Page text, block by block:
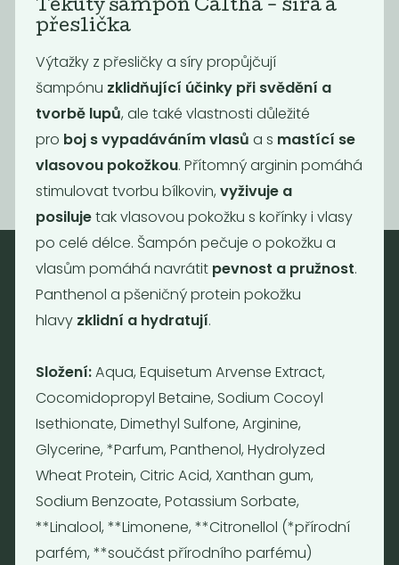
Tekuté mýdlo
na ruce Tierra...
199 / Kg
Hygienický gel
na ruce
690
Nebaleno
Nebaleno s.r.o.
drogerie a minikavárna
Jaromírova 495/16
Praha 2 - Nusle
128 00
Tel.: (+420) 723 736 413
Email:
info@nebaleno.eu
Otevírací doba
Tekutý šampón Caltha - síra a
přeslička
Výtažky z přesličky a síry propůjčují
šampónu zklidňující účinky při svědění a
tvorbě lupů, ale také vlastnosti důležité
pro boj s vypadáváním vlasů a s mastící se
vlasovou pokožkou. Přítomný arginin pomáhá
stimulovat tvorbu bílkovin, vyživuje a
posilujetak vlasovou pokožku s kořínky i vlasy
po celé délce. Šampón pečuje o pokožku a
vlasům pomáhá navrátit pevnost a pružnost.
Panthenol a pšeničný protein pokožku
hlavy zklidní a hydratují.
Složení:Aqua, Equisetum Arvense Extract,
Cocomidopropyl Betaine, Sodium Cocoyl
Isethionate, Dimethyl Sulfone, Arginine,
Glycerine, *Parfum, Panthenol, Hydrolyzed
Wheat Protein, Citric Acid, Xanthan gum,
Sodium Benzoate, Potassium Sorbate,
**Linalool, **Limonene, **Citronellol (*přírodní
parfém, **součást přírodního parfému)